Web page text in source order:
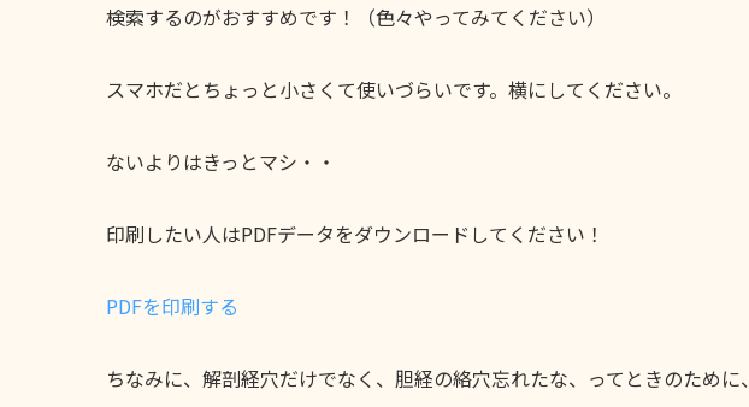
検索するのがおすすめです！（色々やってみてください）
スマホだとちょっと小さくて使いづらいです。横にしてください。
ないよりはきっとマシ・・
印刷したい人はPDFデータをダウンロードしてください！
PDFを印刷する
ちなみに、解剖経穴だけでなく、胆経の絡穴忘れたな、ってときのために、